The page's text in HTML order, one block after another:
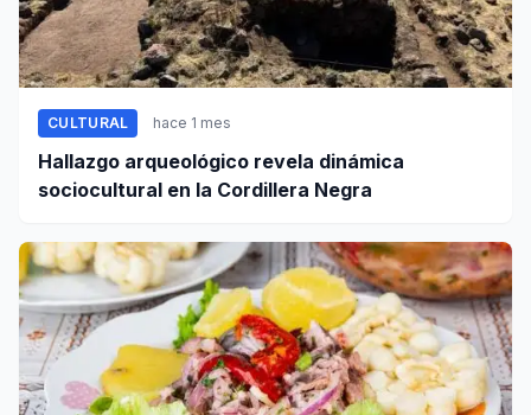
CULTURAL hace 1 mes
Hallazgo arqueológico revela dinámica
sociocultural en la Cordillera Negra